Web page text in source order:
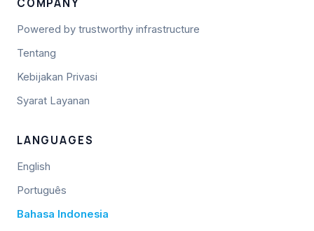
COMPANY
Powered by trustworthy infrastructure
Tentang
Kebijakan Privasi
Syarat Layanan
LANGUAGES
English
Português
Bahasa Indonesia